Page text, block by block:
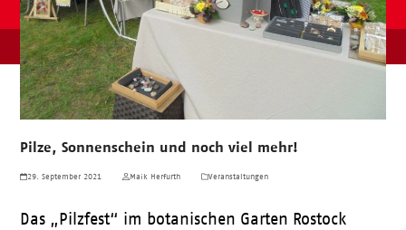
Pilze, Sonnenschein und noch viel mehr!
29. September 2021 Maik Herfurth Veranstaltungen
Das „Pilzfest“ im botanischen Garten Rostock